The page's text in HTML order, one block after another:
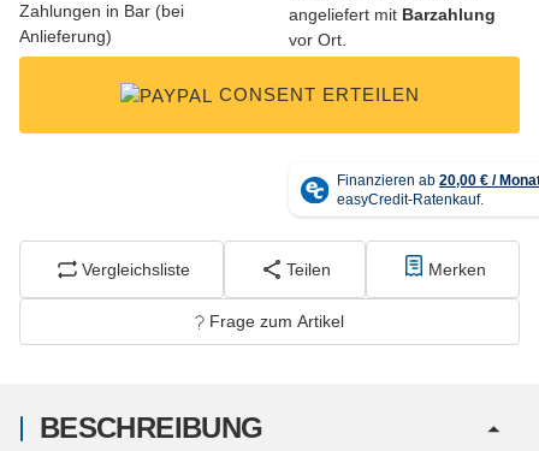
angeliefert mit Barzahlung
vor Ort.
CONSENT ERTEILEN
Vergleichsliste Teilen Merken
Frage zum Artikel
BESCHREIBUNG